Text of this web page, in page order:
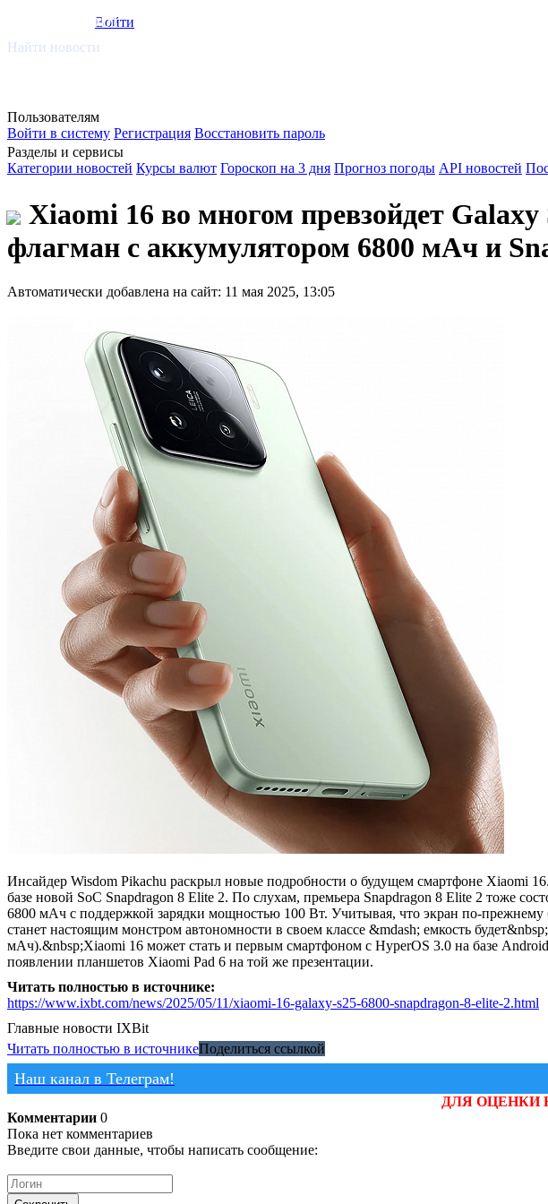
smi.mobi
Войти
Найти новости
Пользователям
Войти в систему Регистрация Восстановить пароль
Разделы и сервисы
Категории новостей Курсы валют Гороскоп на 3 дня Прогноз погоды API новостей
Xiaomi 16 во многом превзойдет
флагман с аккумулятором 6800 мАч и
Автоматически добавлена на сайт: 11 мая 2025, 13:05
Инсайдер Wisdom Pikachu раскрыл новые подробности о будущем смартфоне Xiaomi
базе новой SoC Snapdragon 8 Elite 2. По слухам, премьера Snapdragon 8 Elite 2 тоже
6800 мАч с поддержкой зарядки мощностью 100 Вт. Учитывая, что экран по-
станет настоящим монстром автономности в своем классе &mdash; емкость
мАч).&nbsp;Xiaomi 16 может стать и первым смартфоном с HyperOS 3.0 на базе
появлении планшетов Xiaomi Pad 6 на той же презентации.
Читать полностью в источнике:
https://www.ixbt.com/news/2025/05/11/xiaomi-16-galaxy-s25-6800-snapdragon-8-elite-2.html
Главные новости IXBit
Читать полностью в источникеПоделиться ссылкой
Наш канал в Телеграм!
ДЛЯ ОЦЕНКИ
Комментарии 0
Пока нет комментариев
Введите свои данные, чтобы написать сообщение: